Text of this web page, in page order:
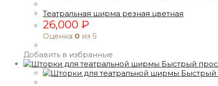
Театральная ширма резная цветная
26,000 ₽
Оценка 0 из 5
Добавить в избранные
Быстрый
Быстрый